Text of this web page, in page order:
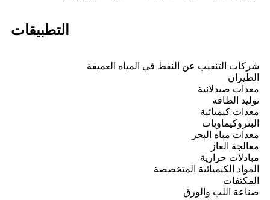
التطبيقات
شركات التنقيب عن النفط في المياه العميقة
الطيران
معدات صيدلانية
توليد الطاقة
معدات كيميائية
البتروكيماويات
معدات مياه البحر
معالجة الغاز
مبادلات حرارية
المواد الكيميائية المتخصصة
المكثفات
صناعة اللب والورق